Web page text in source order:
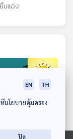
มแฉ่ง
EN TH
ที่นโยบายคุ้มครอง
ปิด